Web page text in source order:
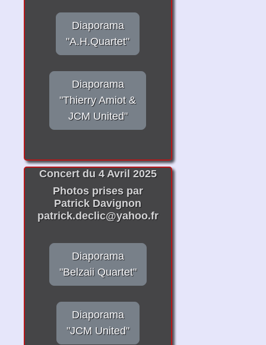
Diaporama
"A.H.Quartet"
Diaporama
"Thierry Amiot &
JCM United"
Concert du 4 Avril 2025
Photos prises par
Patrick Davignon
patrick.declic@yahoo.fr
Diaporama
"Belzaii Quartet"
Diaporama
"JCM United"